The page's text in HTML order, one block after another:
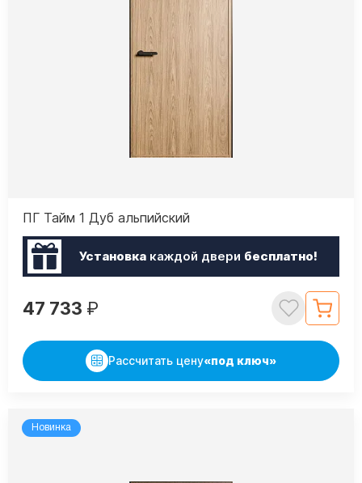
ПГ Тайм 1 Дуб альпийский
Установкакаждой двери бесплатно!
47 733 ₽
Рассчитать цену«под ключ»
Новинка